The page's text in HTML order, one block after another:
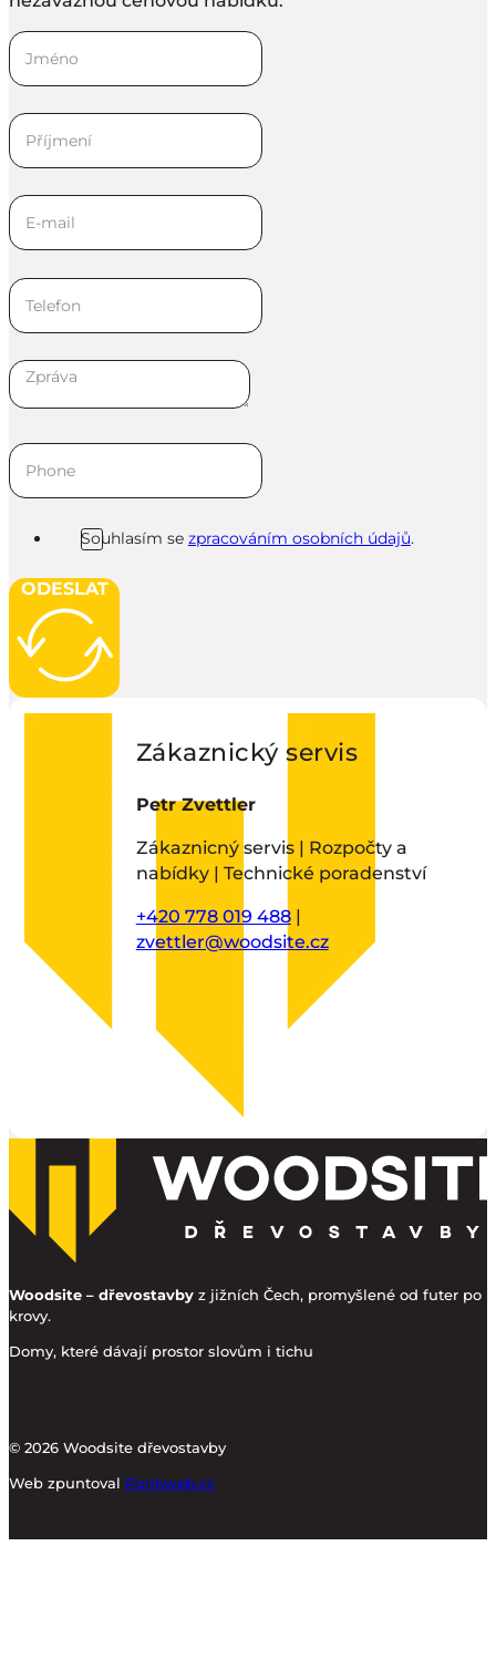
Souhlasím se zpracováním osobních údajů.
ODESLAT
Zákaznický servis
Petr Zvettler
Zákaznicný servis | Rozpočty a
nabídky | Technické poradenství
+420 778 019 488|
zvettler@woodsite.cz
Woodsite – dřevostavby z jižních Čech, promyšlené od futer po
krovy.
Domy, které dávají prostor slovům i tichu
© 2026 Woodsite dřevostavby
Web zpuntoval Punkweb.cz